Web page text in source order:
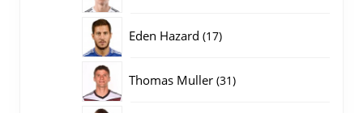
Eden Hazard 1717
Thomas Muller 3131